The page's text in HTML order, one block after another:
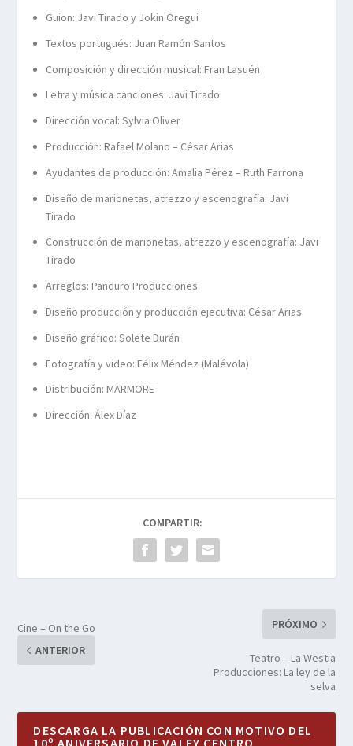
Guion: Javi Tirado y Jokin Oregui
Textos portugués: Juan Ramón Santos
Composición y dirección musical: Fran Lasuén
Letra y música canciones: Javi Tirado
Dirección vocal: Sylvia Oliver
Producción: Rafael Molano – César Arias
Ayudantes de producción: Amalia Pérez – Ruth Farrona
Diseño de marionetas, atrezzo y escenografía: Javi
Tirado
Construcción de marionetas, atrezzo y escenografía: Javi
Tirado
Arreglos: Panduro Producciones
Diseño producción y producción ejecutiva: César Arias
Diseño gráfico: Solete Durán
Fotografía y video: Félix Méndez (Malévola)
Distribución: MARMORE
Dirección: Álex Díaz
COMPARTIR:
Cine – On the Go
ANTERIOR
PRÓXIMO
Teatro – La Westia
Producciones: La ley de la
selva
DESCARGA LA PUBLICACIÓN CON MOTIVO DEL